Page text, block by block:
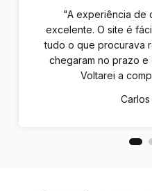
"A experiência de
excelente. O site é
tudo o que procurava
chegaram no prazo
Voltarei a